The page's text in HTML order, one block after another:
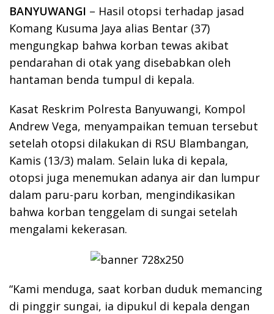
BANYUWANGI – Hasil otopsi terhadap jasad
Komang Kusuma Jaya alias Bentar (37)
mengungkap bahwa korban tewas akibat
pendarahan di otak yang disebabkan oleh
hantaman benda tumpul di kepala.
Kasat Reskrim Polresta Banyuwangi, Kompol
Andrew Vega, menyampaikan temuan tersebut
setelah otopsi dilakukan di RSU Blambangan,
Kamis (13/3) malam. Selain luka di kepala,
otopsi juga menemukan adanya air dan lumpur
dalam paru-paru korban, mengindikasikan
bahwa korban tenggelam di sungai setelah
mengalami kekerasan.
“Kami menduga, saat korban duduk memancing
di pinggir sungai, ia dipukul di kepala dengan